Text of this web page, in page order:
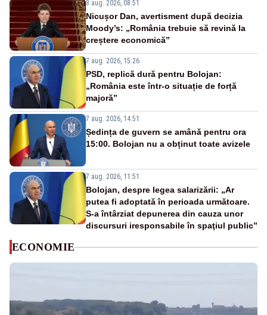
8 aug. 2026, 08:51
Nicușor Dan, avertisment după decizia
Moody’s: „România trebuie să revină la
creștere economică”
7 aug. 2026, 15:26
PSD, replică dură pentru Bolojan:
„România este într-o situație de forță
majoră”
7 aug. 2026, 14:51
Ședința de guvern se amână pentru ora
15:00. Bolojan nu a obținut toate avizele
7 aug. 2026, 11:51
Bolojan, despre legea salarizării: „Ar
putea fi adoptată în perioada următoare.
S-a întârziat depunerea din cauza unor
discursuri iresponsabile în spaţiul public”
ECONOMIE